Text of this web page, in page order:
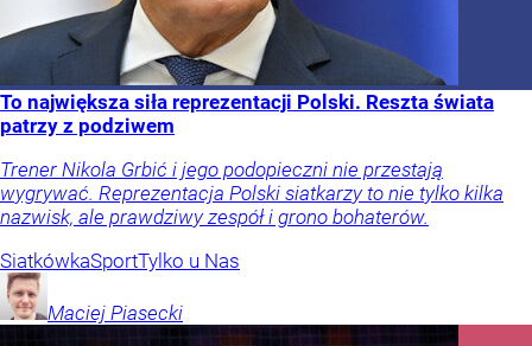
To największa siła reprezentacji Polski. Reszta świata
patrzy z podziwem
Trener Nikola Grbić i jego podopieczni nie przestają
wygrywać. Reprezentacja Polski siatkarzy to nie tylko kilka
nazwisk, ale prawdziwy zespół i grono bohaterów.
SiatkówkaSportTylko u Nas
Maciej Piasecki